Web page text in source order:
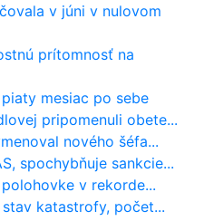
v júni v nulovom
prítomnosť na
mesiac po sebe
pripomenuli obete...
nového šéfa...
spochybňuje sankcie...
v rekorde...
katastrofy, počet...